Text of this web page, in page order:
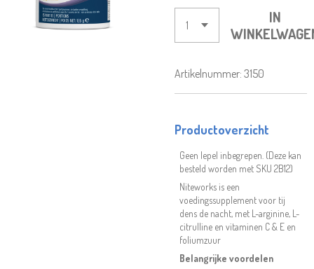
IN
Artikelnummer: 3150
Productoverzicht
Geen lepel inbegrepen. (Deze kan
besteld worden met SKU 2B12)
Niteworks is een
voedingssupplement voor tij
dens de nacht, met L-arginine, L-
citrulline en vitaminen C & E en
foliumzuur
Belangrijke voordelen